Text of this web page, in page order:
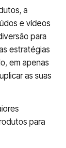
a
e vídeos
para
estratégias
em apenas
as suas
para